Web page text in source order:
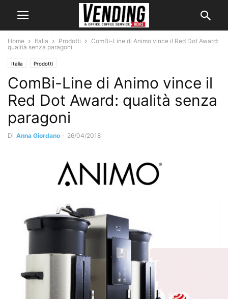
Home Italia Prodotti
ComBi-Line di Animo vince il Red Dot Award:
qualità senza paragoni
Italia Prodotti
ComBi-Line di Animo vince il
Red Dot Award: qualità senza
paragoni
Di Anna Giordano - 26/04/2018